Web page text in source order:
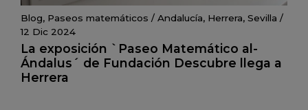
Blog, Paseos matemáticos / Andalucía, Herrera, Sevilla /
12 Dic 2024
La exposición `Paseo Matemático al-
Ándalus´ de Fundación Descubre llega a
Herrera